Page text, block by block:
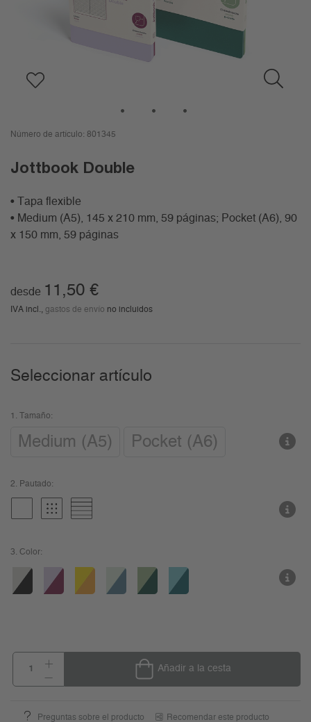
Número de artículo: 801345
Jottbook Double
• Tapa flexible
• Medium (A5), 145 x 210 mm, 59 páginas; Pocket (A6), 90
x 150 mm, 59 páginas
desde 11,50 €
IVA incl., gastos de envío no incluidos
Seleccionar artículo
1. Tamaño:
Medium (A5) Pocket (A6)
2. Pautado:
3. Color:
Añadir a la cesta
Preguntas sobre el producto Recomendar este producto